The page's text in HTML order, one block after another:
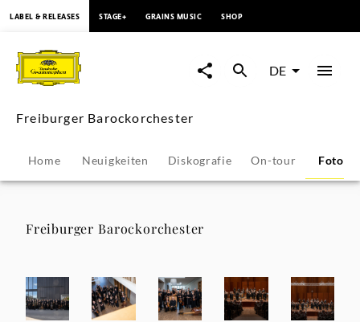
Freiburger
Barockorchester
Fotos
|
Deutsche
LABEL & RELEASES STAGE+ GRAINS MUSIC SHOP
DE
Freiburger Barockorchester
Home Neuigkeiten Diskografie On-tour Fotos
Freiburger Barockorchester